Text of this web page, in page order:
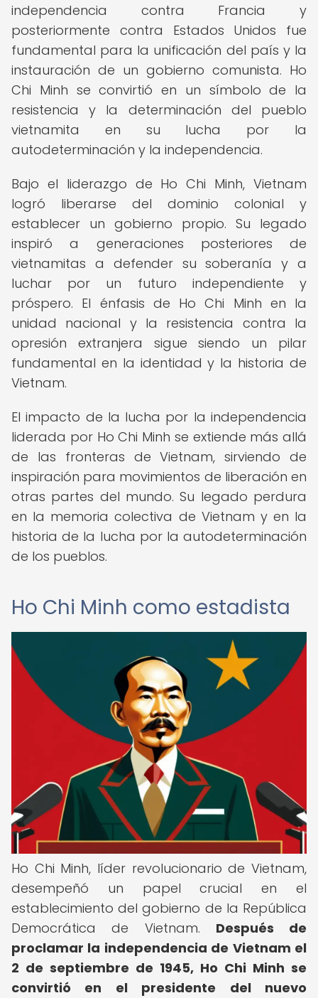
independencia contra Francia y
posteriormente contra Estados Unidos fue
fundamental para la unificación del país y la
instauración de un gobierno comunista. Ho
Chi Minh se convirtió en un símbolo de la
resistencia y la determinación del pueblo
vietnamita en su lucha por la
autodeterminación y la independencia.
Bajo el liderazgo de Ho Chi Minh, Vietnam
logró liberarse del dominio colonial y
establecer un gobierno propio. Su legado
inspiró a generaciones posteriores de
vietnamitas a defender su soberanía y a
luchar por un futuro independiente y
próspero. El énfasis de Ho Chi Minh en la
unidad nacional y la resistencia contra la
opresión extranjera sigue siendo un pilar
fundamental en la identidad y la historia de
Vietnam.
El impacto de la lucha por la independencia
liderada por Ho Chi Minh se extiende más allá
de las fronteras de Vietnam, sirviendo de
inspiración para movimientos de liberación en
otras partes del mundo. Su legado perdura
en la memoria colectiva de Vietnam y en la
historia de la lucha por la autodeterminación
de los pueblos.
Ho Chi Minh como estadista
Ho Chi Minh, líder revolucionario de Vietnam,
desempeñó un papel crucial en el
establecimiento del gobierno de la República
Democrática de Vietnam. Después de
proclamar la independencia de Vietnam el
2 de septiembre de 1945, Ho Chi Minh se
convirtió en el presidente del nuevo